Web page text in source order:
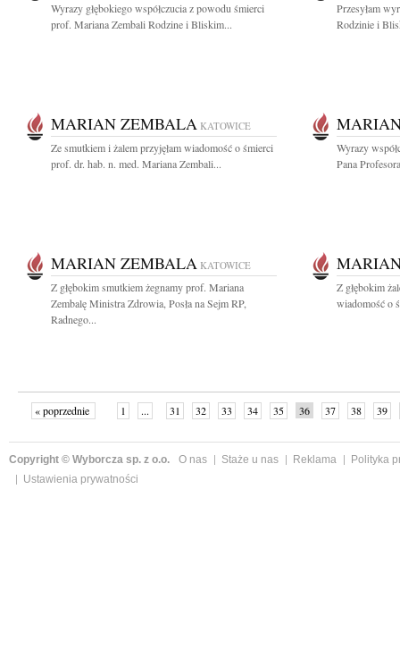
Wyrazy głębokiego współczucia z powodu śmierci
prof. Mariana Zembali Rodzine i Bliskim...
Przesyłam
Rodzinie i
MARIAN ZEMBALA KATOWICE
Ze smutkiem i żalem przyjęłam wiadomość o śmierci
prof. dr. hab. n. med. Mariana Zembali...
Wyrazy
Pana
MARIAN ZEMBALA KATOWICE
Z głębokim smutkiem żegnamy prof. Mariana
Zembalę Ministra Zdrowia, Posła na Sejm RP,
Radnego...
Z głębokim
wiadomość o
« poprzednie 1 ... 31 32 33 34 35 36 37 38
39
Copyright © Wyborcza sp. z o.o. O nas Staże u nas Reklama
Polityka
Ustawienia prywatności